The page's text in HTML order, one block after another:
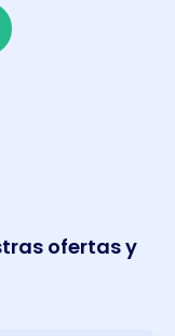
ofertas y